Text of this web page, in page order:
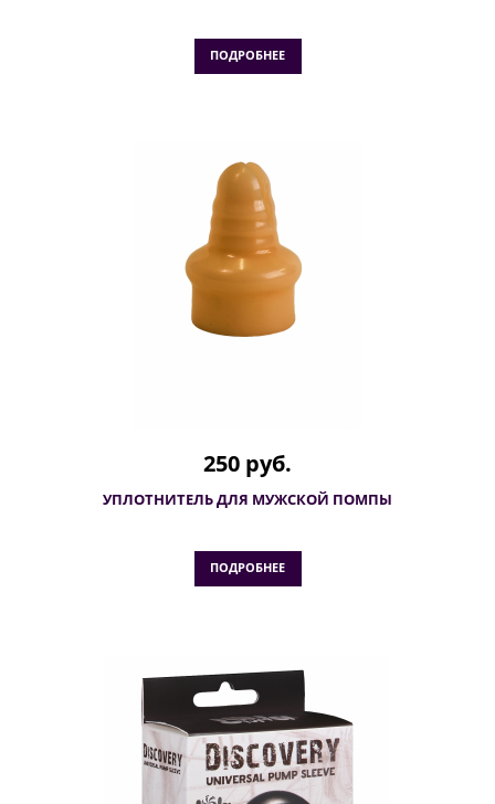
ПОДРОБНЕЕ
250 руб.
УПЛОТНИТЕЛЬ ДЛЯ МУЖСКОЙ ПОМПЫ
ПОДРОБНЕЕ